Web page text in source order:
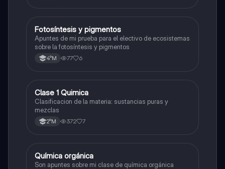
Biología
Fotosíntesis y pigmentos
Apuntes de mi prueba para el electivo de ecosistemas
sobre la fotosíntesis y pigmentos
4°M 77 6
Química
Clase 1 Quimica
Clasificacion de la materia: sustancias puras y
mezclas
2°M 372 7
Química
Química orgánica
Son apuntes sobre mi clase de química orgánica